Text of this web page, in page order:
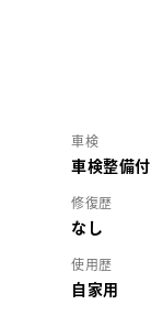
車検
車検整備付
修復歴
なし
使用歴
自家用